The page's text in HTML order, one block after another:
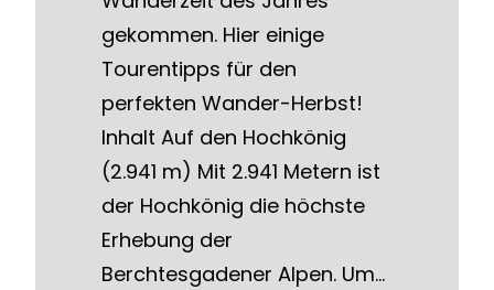
gekommen. Hier einige
Tourentipps für den
perfekten Wander-Herbst!
Inhalt Auf den Hochkönig
(2.941 m) Mit 2.941 Metern ist
der Hochkönig die höchste
Erhebung der
Berchtesgadener Alpen. Um…